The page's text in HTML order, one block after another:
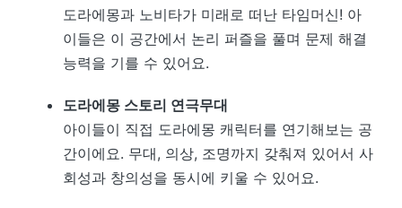
도라에몽과 노비타가 미래로 떠난 타임머신! 아
이들은 이 공간에서 논리 퍼즐을 풀며 문제 해결
능력을 기를 수 있어요.
도라에몽 스토리 연극무대
아이들이 직접 도라에몽 캐릭터를 연기해보는 공
간이에요. 무대, 의상, 조명까지 갖춰져 있어서 사
회성과 창의성을 동시에 키울 수 있어요.